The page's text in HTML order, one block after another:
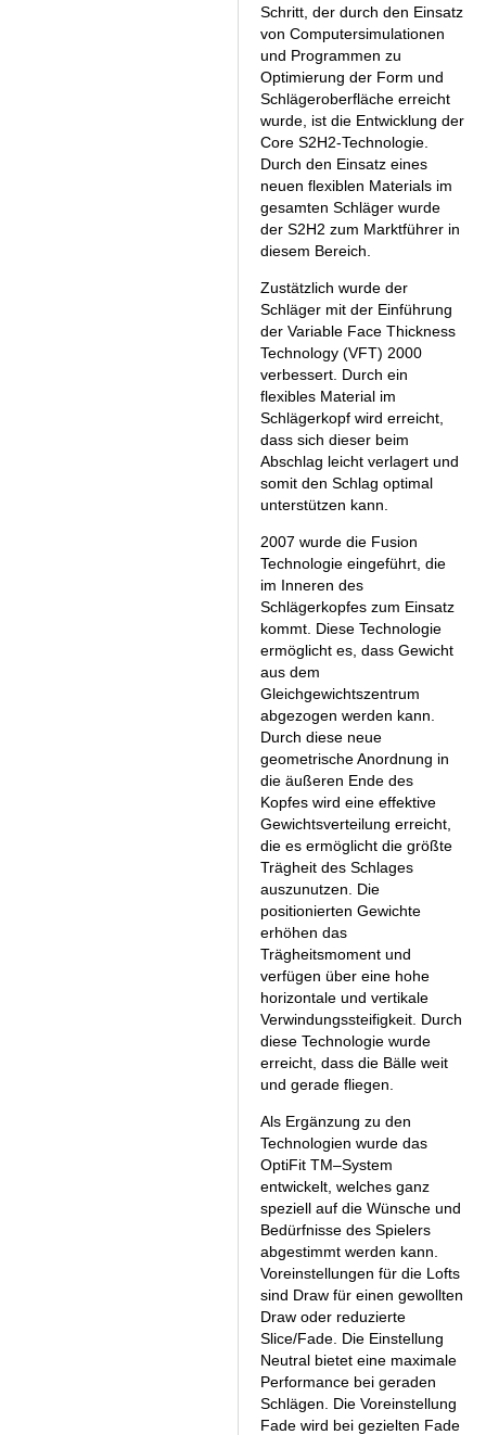
Schritt, der durch den Einsatz
von Computersimulationen
und Programmen zu
Optimierung der Form und
Schlägeroberfläche erreicht
wurde, ist die Entwicklung der
Core S2H2-Technologie.
Durch den Einsatz eines
neuen flexiblen Materials im
gesamten Schläger wurde
der S2H2 zum Marktführer in
diesem Bereich.
Zustätzlich wurde der
Schläger mit der Einführung
der Variable Face Thickness
Technology (VFT) 2000
verbessert. Durch ein
flexibles Material im
Schlägerkopf wird erreicht,
dass sich dieser beim
Abschlag leicht verlagert und
somit den Schlag optimal
unterstützen kann.
2007 wurde die Fusion
Technologie eingeführt, die
im Inneren des
Schlägerkopfes zum Einsatz
kommt. Diese Technologie
ermöglicht es, dass Gewicht
aus dem
Gleichgewichtszentrum
abgezogen werden kann.
Durch diese neue
geometrische Anordnung in
die äußeren Ende des
Kopfes wird eine effektive
Gewichtsverteilung erreicht,
die es ermöglicht die größte
Trägheit des Schlages
auszunutzen. Die
positionierten Gewichte
erhöhen das
Trägheitsmoment und
verfügen über eine hohe
horizontale und vertikale
Verwindungssteifigkeit. Durch
diese Technologie wurde
erreicht, dass die Bälle weit
und gerade fliegen.
Als Ergänzung zu den
Technologien wurde das
OptiFit TM–System
entwickelt, welches ganz
speziell auf die Wünsche und
Bedürfnisse des Spielers
abgestimmt werden kann.
Voreinstellungen für die Lofts
sind Draw für einen gewollten
Draw oder reduzierte
Slice/Fade. Die Einstellung
Neutral bietet eine maximale
Performance bei geraden
Schlägen. Die Voreinstellung
Fade wird bei gezielten Fade